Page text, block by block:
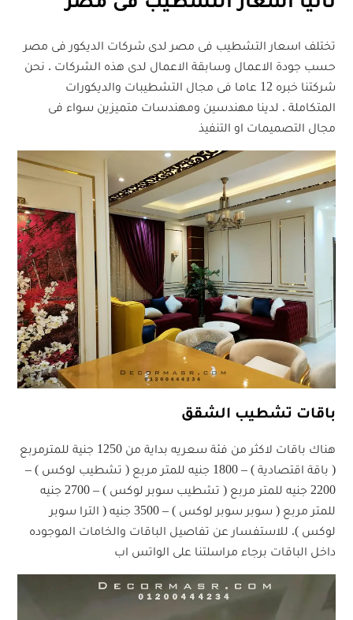
تختلف اسعار التشطيب فى مصر لدى شركات الديكور فى مصر
حسب جودة الاعمال وسابقة الاعمال لدى هذه الشركات . نحن
شركتنا خبره 12 عاما فى مجال التشطيبات والديكورات
المتكاملة . لدينا مهندسين ومهندسات متميزين سواء فى
مجال التصميمات او التنفيذ
باقات تشطيب الشقق
هناك باقات لاكثر من فئة سعريه بداية من 1250 جنية للمترمربع
( باقة اقتصادية ) – 1800 جنيه للمتر مربع ( تشطيب لوكس ) –
2200 جنيه للمتر مربع ( تشطيب سوبر لوكس ) – 2700 جنيه
للمتر مربع ( سوبر سوبر لوكس ) – 3500 جنيه ( الترا سوبر
لوكس ). للاستفسار عن تفاصيل الباقات والخامات الموجوده
داخل الباقات برجاء مراسلتنا على الواتس اب